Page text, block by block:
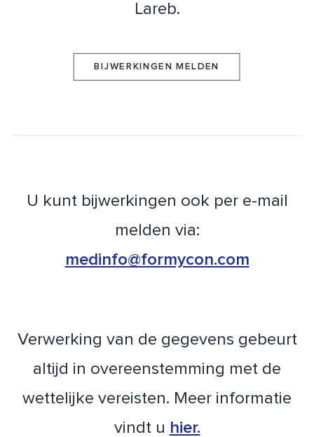
Lareb.
BIJWERKINGEN MELDEN
U kunt bijwerkingen ook per e-mail
melden via:
medinfo@formycon.com
Verwerking van de gegevens gebeurt
altijd in overeenstemming met de
wettelijke vereisten. Meer informatie
vindt u hier.